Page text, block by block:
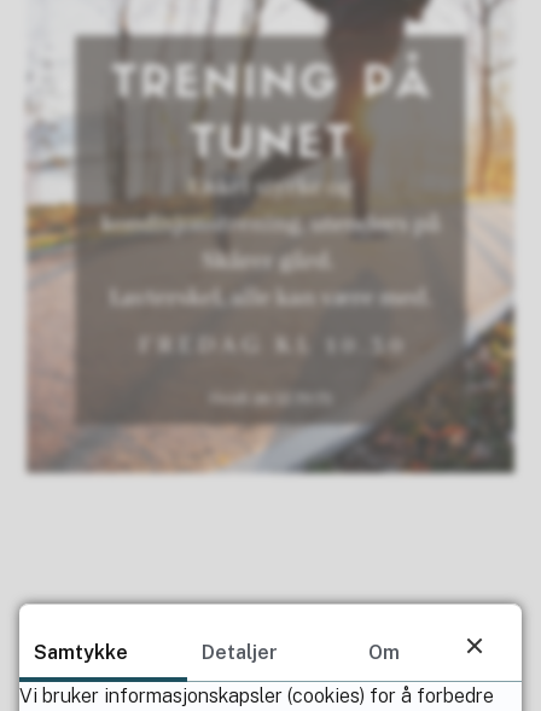
Publisert av
Heidi Norderud Lie
Sist endret 08.08.2024 08.53
Samtykke Detaljer
Om
Vi bruker informasjonskapsler (cookies) for å forbedre